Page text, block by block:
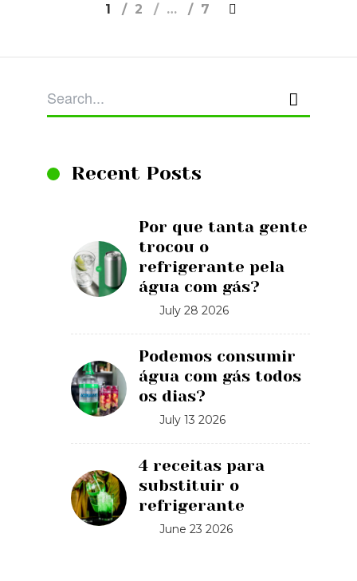
Recent Posts
Por que tanta gente
trocou o
refrigerante pela
água com gás?
July 28 2026
Podemos consumir
água com gás todos
os dias?
July 13 2026
4 receitas para
substituir o
refrigerante
June 23 2026
1 2 … 7